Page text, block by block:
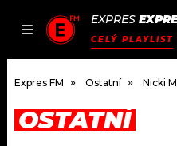
EXPRES
CELÝ PLAYLIST
DOMŮ
Expres FM Ostatní Nicki Minaj v Lamborghini, Kendall Jenner
OSTATNÍ